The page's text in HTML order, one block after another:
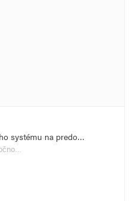
systému na predo…